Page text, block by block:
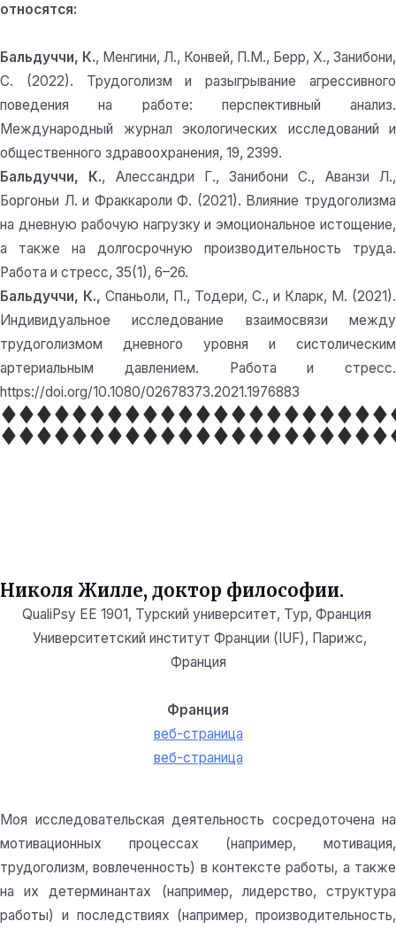
относятся:
Бальдуччи, К., Менгини, Л., Конвей, П.М., Берр, Х., Занибони,
С. (2022). Трудоголизм и разыгрывание агрессивного
поведения на работе: перспективный анализ.
Международный журнал экологических исследований и
общественного здравоохранения, 19, 2399.
Бальдуччи, К., Алессандри Г., Занибони С., Аванзи Л.,
Боргоньи Л. и Фраккароли Ф. (2021). Влияние трудоголизма
на дневную рабочую нагрузку и эмоциональное истощение,
а также на долгосрочную производительность труда.
Работа и стресс, 35(1), 6–26.
Бальдуччи, К., Спаньоли, П., Тодери, С., и Кларк, М. (2021).
Индивидуальное исследование взаимосвязи между
трудоголизмом дневного уровня и систолическим
артериальным давлением. Работа и стресс.
https://doi.org/10.1080/02678373.2021.1976883
Николя Жилле, доктор философии.
QualiPsy EE 1901, Турский университет, Тур, Франция
Университетский институт Франции (IUF), Парижс,
Франция
Франция
веб-страница
веб-страница
Моя исследовательская деятельность сосредоточена на
мотивационных процессах (например, мотивация,
трудоголизм, вовлеченность) в контексте работы, а также
на их детерминантах (например, лидерство, структура
работы) и последствиях (например, производительность,